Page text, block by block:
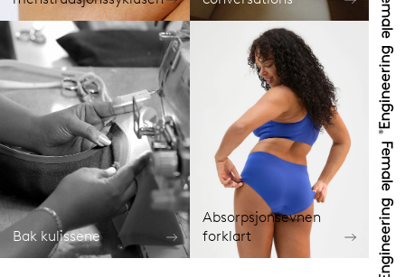
Bak kulissene
Absorpsjonsevnen
forklart